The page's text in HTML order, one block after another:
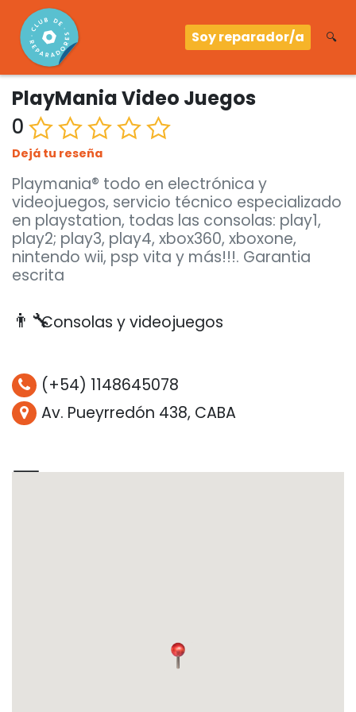
Soy reparador/a 🔍
PlayMania Video Juegos
0
Dejá tu reseña
Playmania® todo en electrónica y
videojuegos, servicio técnico especializado
en playstation, todas las consolas: play1,
play2; play3, play4, xbox360, xboxone,
nintendo wii, psp vita y más!!!. Garantia
escrita
👨‍🔧Consolas y videojuegos
(+54) 1148645078
Av. Pueyrredón 438, CABA
💵 Efectivo
Play Station, Xbox 360, Wii, PSP,